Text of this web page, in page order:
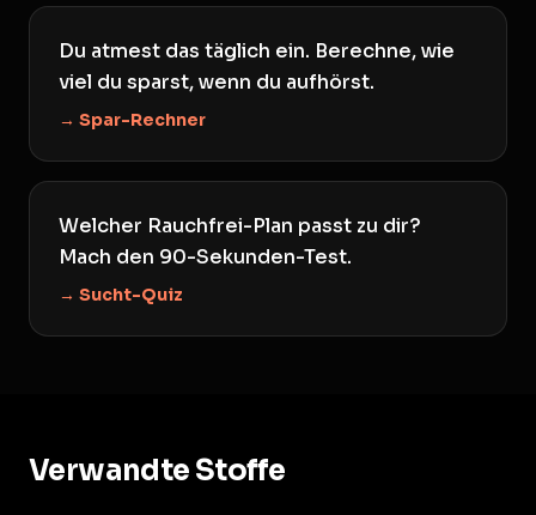
Du atmest das täglich ein. Berechne, wie
viel du sparst, wenn du aufhörst.
→ Spar-Rechner
Welcher Rauchfrei-Plan passt zu dir?
Mach den 90-Sekunden-Test.
→ Sucht-Quiz
Verwandte Stoffe